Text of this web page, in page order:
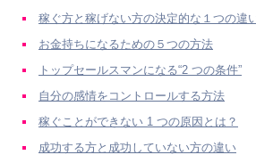
稼ぐ方と稼げない方の決定的な１つの違
お金持ちになるための５つの方法
トップセールスマンになる“2 つの条件”
自分の感情をコントロールする方法
稼ぐことができない 1 つの原因とは？
成功する方と成功していない方の違い